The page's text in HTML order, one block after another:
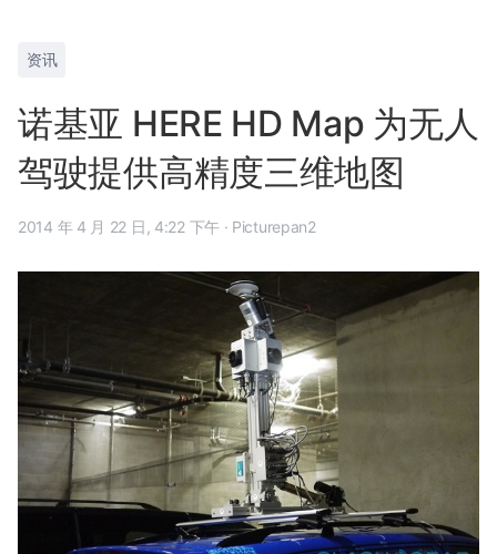
资讯
诺基亚 HERE HD Map 为无人
驾驶提供高精度三维地图
2014 年 4 月 22 日, 4:22 下午 · Picturepan2